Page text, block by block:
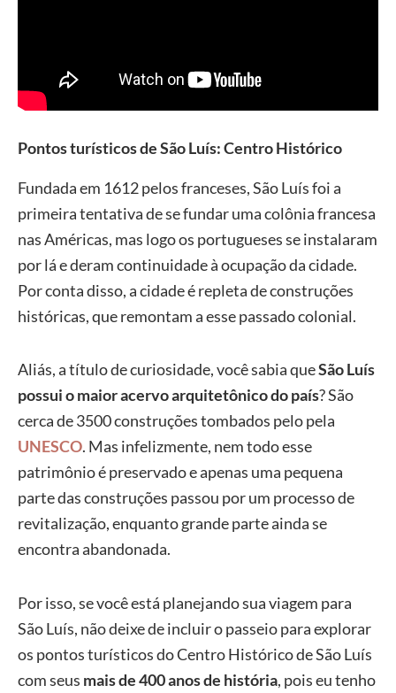
Pontos turísticos de São Luís: Centro Histórico
Fundada em 1612 pelos franceses, São Luís foi a
primeira tentativa de se fundar uma colônia francesa
nas Américas, mas logo os portugueses se instalaram
por lá e deram continuidade à ocupação da cidade.
Por conta disso, a cidade é repleta de construções
históricas, que remontam a esse passado colonial.
Aliás, a título de curiosidade, você sabia queSão Luís
possui o maior acervo arquitetônico do país? São
cerca de 3500 construções tombados pelo pela
UNESCO. Mas infelizmente, nem todo esse
patrimônio é preservado e apenas uma pequena
parte das construções passou por um processo de
revitalização, enquanto grande parte ainda se
encontra abandonada.
Por isso, se você está planejando sua viagem para
São Luís, não deixe de incluir o passeio para explorar
os pontos turísticos do Centro Histórico de São Luís
com seus mais de 400 anos de história, pois eu tenho